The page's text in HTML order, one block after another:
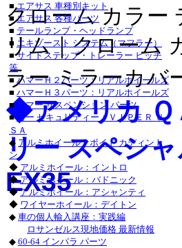
■エアサス 車種別キット
■エアサス 各種パーツ
■ テールランプ・ヘッドランプ
■ エキゾースト システム（マフラー）
■サイドステップ・トレーラー ヒッチ
等
■ハマーＨ２パーツ：リアルホイールズ
■ ハマーＨ３パーツ：リアルホイールズ
■
ハマー サスペンション パーツ
■ カー セキュリティー：ＶＩＰＥＲ Ｕ
ＳＡ
◆ アルミホイール：ボイド カディント
ン
◆ アルミホイール：イントロ
◆アルミホイール：バドニック
◆アルミホイール：アシャンティ
◆ ワイヤーホイール：デイトン
◆ 車の個人輸入講座：実践編
ロサンゼルス現地価格 最新情報
◆ 60-64 インパラ パーツ
クローム カラー
リム｜クローム
ラー ミラーカバ
◆アメリカ Ｑ
リー スペシ
EX35